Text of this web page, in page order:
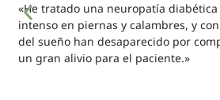
«He tratado una neuropatía
intenso en piernas y calambres, y
del sueño han desaparecido por
un gran alivio para el paciente.»